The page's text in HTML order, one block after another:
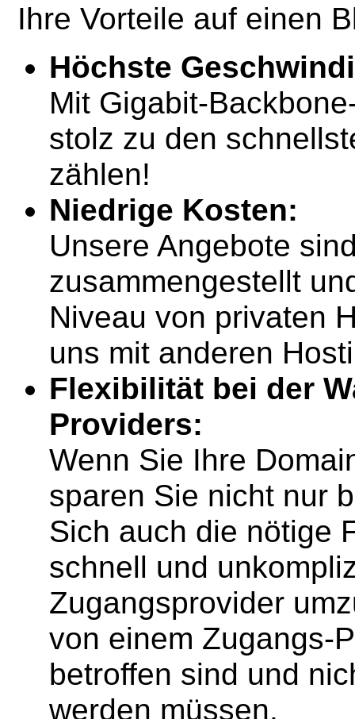
Ihre Vorteile auf einen
Höchste
Mit Gigabit-
stolz zu den
zählen!
Niedrige Kosten:
Unsere Angebote
zusammengestellt
Niveau von privaten
uns mit anderen
Flexibilität bei der
Providers:
Wenn Sie Ihre
sparen Sie nicht nur
Sich auch die nötige
schnell und
Zugangsprovider
von einem Zugangs-
betroffen sind und
werden müssen.